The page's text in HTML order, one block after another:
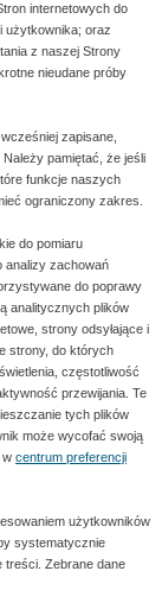
internetowych do
użytkownika; oraz
z naszej Strony
nieudane próby
zapisane,
pamiętać, że jeśli
funkcje naszych
ograniczony zakres.
do pomiaru
analizy zachowań
do poprawy
analitycznych plików
strony odsyłające i
strony, do których
częstotliwość
przewijania. Te
tych plików
może wycofać swoją
w centrum preferencji
użytkowników
systematycznie
treści. Zebrane dane